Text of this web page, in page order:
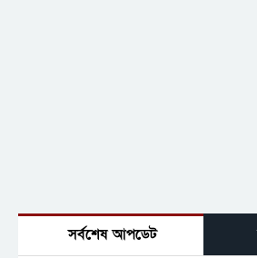
সর্বশেষ আপডেট